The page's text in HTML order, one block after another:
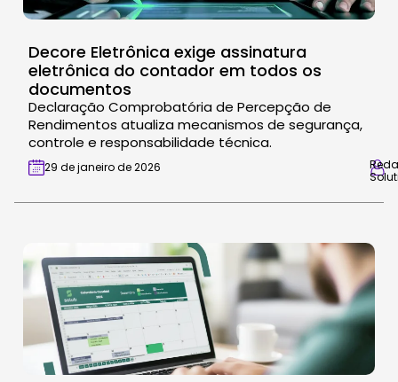
Decore Eletrônica exige assinatura
eletrônica do contador em todos os
documentos
Declaração Comprobatória de Percepção de
Rendimentos atualiza mecanismos de segurança,
controle e responsabilidade técnica.
29 de janeiro de 2026